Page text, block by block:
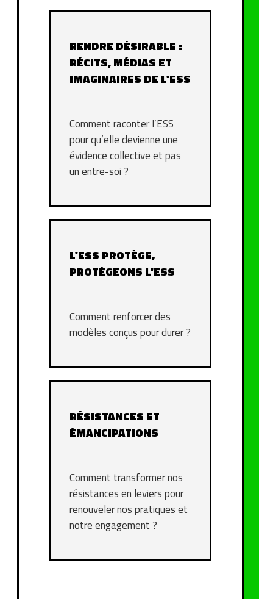
RENDRE DÉSIRABLE :
RÉCITS, MÉDIAS ET
IMAGINAIRES DE L'ESS
Comment raconter l’ESS
pour qu’elle devienne une
évidence collective et pas
un entre-soi ?
L'ESS PROTÈGE,
PROTÉGEONS L'ESS
Comment renforcer des
modèles conçus pour durer ?
RÉSISTANCES ET
ÉMANCIPATIONS
Comment transformer nos
résistances en leviers pour
renouveler nos pratiques et
notre engagement ?